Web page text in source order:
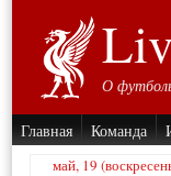
О
Главная Команда
май, 19